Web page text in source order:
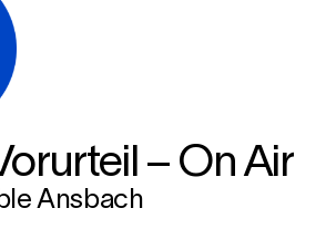
– On Air
Ansbach